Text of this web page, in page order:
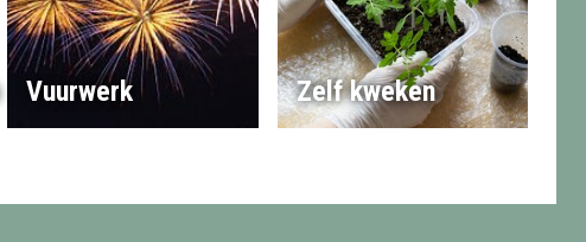
Vuurwerk Zelf kweken